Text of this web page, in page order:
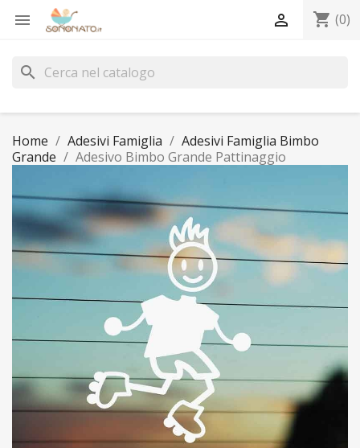
 shopping_cart (0)

search
Home Adesivi Famiglia
Adesivi Famiglia Bimbo
Grande
Adesivo Bimbo Grande Pattinaggio